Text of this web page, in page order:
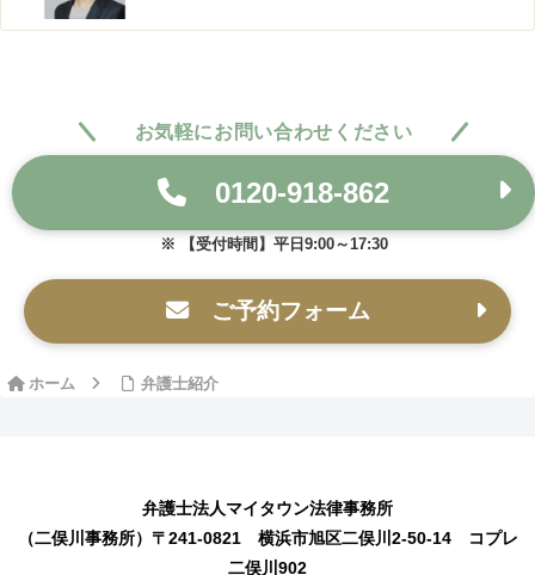
お気軽にお問い合わせください
0120-918-862
【受付時間】平日9:00～17:30
ご予約フォーム
ホーム 弁護士紹介
弁護士法人マイタウン法律事務所
（二俣川事務所）〒241-0821 横浜市旭区二俣川2-50-14 コプレ
二俣川902